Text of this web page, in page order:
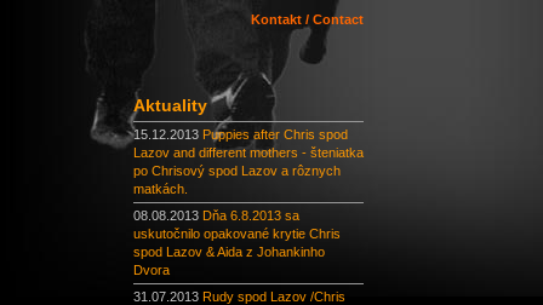
Kontakt / Contact
Aktuality
15.12.2013 Puppies after Chris spod
Lazov and different mothers - šteniatka
po Chrisový spod Lazov a rôznych
matkách.
08.08.2013 Dňa 6.8.2013 sa
uskutočnilo opakované krytie Chris
spod Lazov & Aida z Johankinho
Dvora
31.07.2013 Rudy spod Lazov /Chris